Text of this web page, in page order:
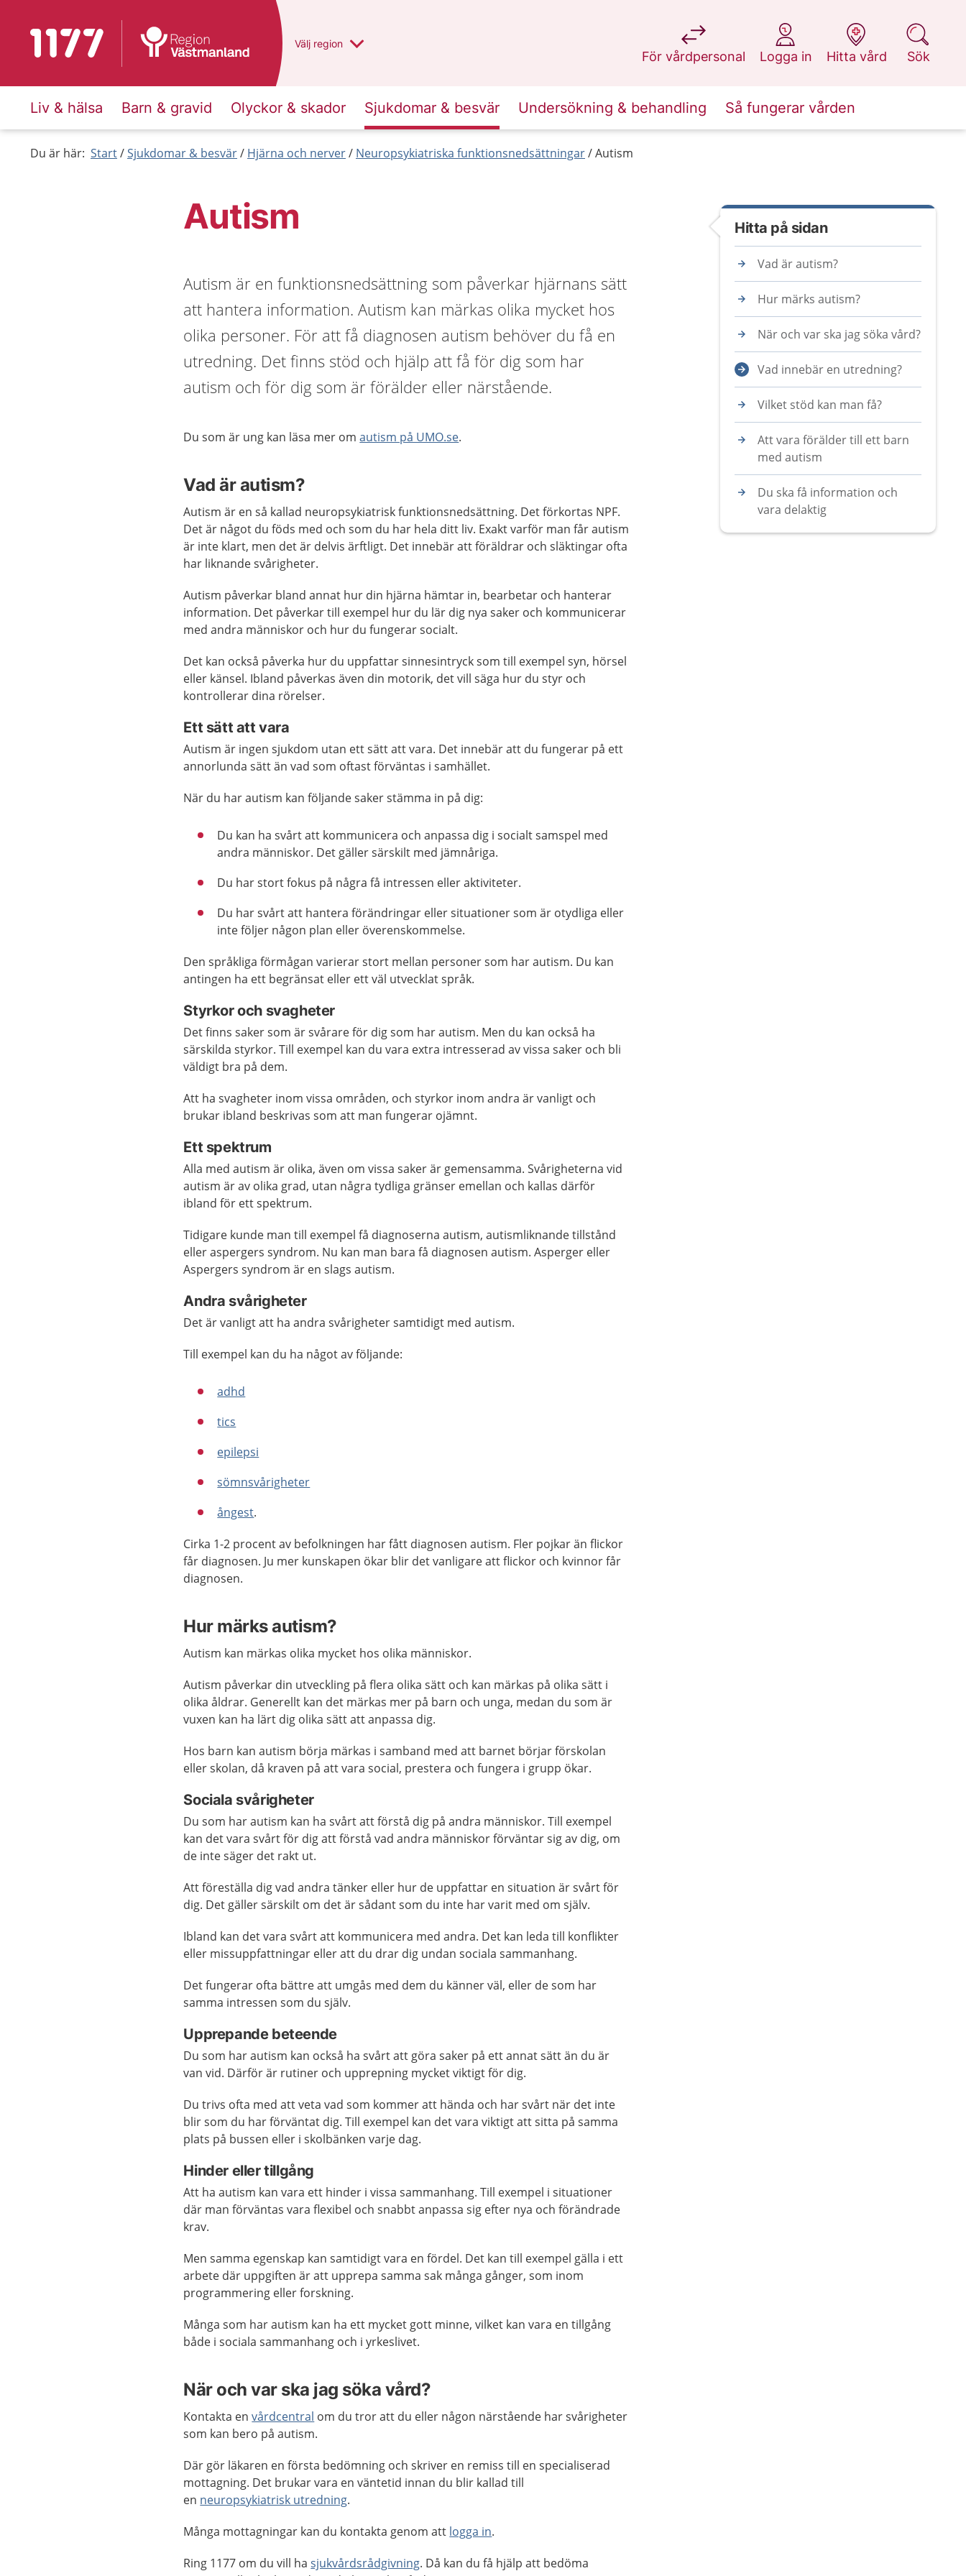
Till startsidan för 1177 Du har valt region
Välj en annan
region
För vårdpersonal
på 1177.se
Logga in
på 1177.se
Hitta vård
på 1177.se
Sök
på 1177.se
Liv & hälsa Barn & gravid Olyckor & skador Sjukdomar & besvär Undersökning & behandling Så fungerar vården
Du är här: Start Sjukdomar & besvär Hjärna och nerver Neuropsykiatriska funktionsnedsättningar Autism
Autism
Autism är en funktionsnedsättning som påverkar hjärnans sätt
att hantera information. Autism kan märkas olika mycket hos
olika personer. För att få diagnosen autism behöver du få en
utredning. Det finns stöd och hjälp att få för dig som har
autism och för dig som är förälder eller närstående.
Du som är ung kan läsa mer omautism på UMO.se.
Vad är autism?
Autism är en så kallad neuropsykiatrisk funktionsnedsättning. Det förkortas NPF.
Det är något du föds med och som du har hela ditt liv. Exakt varför man får autism
är inte klart, men det är delvis ärftligt. Det innebär att föräldrar och släktingar ofta
har liknande svårigheter.
Autism påverkar bland annat hur din hjärna hämtar in, bearbetar och hanterar
information. Det påverkar till exempel hur du lär dig nya saker och kommunicerar
med andra människor och hur du fungerar socialt.
Det kan också påverka hur du uppfattar sinnesintryck som till exempel syn, hörsel
eller känsel. Ibland påverkas även din motorik, det vill säga hur du styr och
kontrollerar dina rörelser.
Ett sätt att vara
Autism är ingen sjukdom utan ett sätt att vara. Det innebär att du fungerar på ett
annorlunda sätt än vad som oftast förväntas i samhället.
När du har autism kan följande saker stämma in på dig:
Du kan ha svårt att kommunicera och anpassa dig i socialt samspel med
andra människor. Det gäller särskilt med jämnåriga.
Du har stort fokus på några få intressen eller aktiviteter.
Du har svårt att hantera förändringar eller situationer som är otydliga eller
inte följer någon plan eller överenskommelse.
Den språkliga förmågan varierar stort mellan personer som har autism. Du kan
antingen ha ett begränsat eller ett väl utvecklat språk.
Styrkor och svagheter
Det finns saker som är svårare för dig som har autism. Men du kan också ha
särskilda styrkor. Till exempel kan du vara extra intresserad av vissa saker och bli
väldigt bra på dem.
Att ha svagheter inom vissa områden, och styrkor inom andra är vanligt och
brukar ibland beskrivas som att man fungerar ojämnt.
Ett spektrum
Alla med autism är olika, även om vissa saker är gemensamma. Svårigheterna vid
autism är av olika grad, utan några tydliga gränser emellan och kallas därför
ibland för ett spektrum.
Tidigare kunde man till exempel få diagnoserna autism, autismliknande tillstånd
eller aspergers syndrom. Nu kan man bara få diagnosen autism. Asperger eller
Aspergers syndrom är en slags autism.
Andra svårigheter
Det är vanligt att ha andra svårigheter samtidigt med autism.
Till exempel kan du ha något av följande:
adhd
tics
epilepsi
sömnsvårigheter
ångest.
Cirka 1-2 procent av befolkningen har fått diagnosen autism. Fler pojkar än flickor
får diagnosen. Ju mer kunskapen ökar blir det vanligare att flickor och kvinnor får
diagnosen.
Hur märks autism?
Autism kan märkas olika mycket hos olika människor.
Autism påverkar din utveckling på flera olika sätt och kan märkas på olika sätt i
olika åldrar. Generellt kan det märkas mer på barn och unga, medan du som är
vuxen kan ha lärt dig olika sätt att anpassa dig.
Hos barn kan autism börja märkas i samband med att barnet börjar förskolan
eller skolan, då kraven på att vara social, prestera och fungera i grupp ökar.
Sociala svårigheter
Du som har autism kan ha svårt att förstå dig på andra människor. Till exempel
kan det vara svårt för dig att förstå vad andra människor förväntar sig av dig, om
de inte säger det rakt ut.
Att föreställa dig vad andra tänker eller hur de uppfattar en situation är svårt för
dig. Det gäller särskilt om det är sådant som du inte har varit med om själv.
Ibland kan det vara svårt att kommunicera med andra. Det kan leda till konflikter
eller missuppfattningar eller att du drar dig undan sociala sammanhang.
Det fungerar ofta bättre att umgås med dem du känner väl, eller de som har
samma intressen som du själv.
Upprepande beteende
Du som har autism kan också ha svårt att göra saker på ett annat sätt än du är
van vid. Därför är rutiner och upprepning mycket viktigt för dig.
Du trivs ofta med att veta vad som kommer att hända och har svårt när det inte
blir som du har förväntat dig. Till exempel kan det vara viktigt att sitta på samma
plats på bussen eller i skolbänken varje dag.
Hinder eller tillgång
Att ha autism kan vara ett hinder i vissa sammanhang. Till exempel i situationer
där man förväntas vara flexibel och snabbt anpassa sig efter nya och förändrade
krav.
Men samma egenskap kan samtidigt vara en fördel. Det kan till exempel gälla i ett
arbete där uppgiften är att upprepa samma sak många gånger, som inom
programmering eller forskning.
Många som har autism kan ha ett mycket gott minne, vilket kan vara en tillgång
både i sociala sammanhang och i yrkeslivet.
När och var ska jag söka vård?
Kontakta envårdcentral om du tror att du eller någon närstående har svårigheter
som kan bero på autism.
Där gör läkaren en första bedömning och skriver en remiss till en specialiserad
mottagning. Det brukar vara en väntetid innan du blir kallad till
en neuropsykiatrisk utredning.
Många mottagningar kan du kontakta genom att logga in.
Ring 1177 om du vill hasjukvårdsrådgivning. Då kan du få hjälp att bedöma
Hitta på sidan
Vad är autism?
Hur märks autism?
När och var ska jag söka vård?
Vad innebär en utredning?
Vilket stöd kan man få?
Att vara förälder till ett barn
med autism
Du ska få information och
vara delaktig